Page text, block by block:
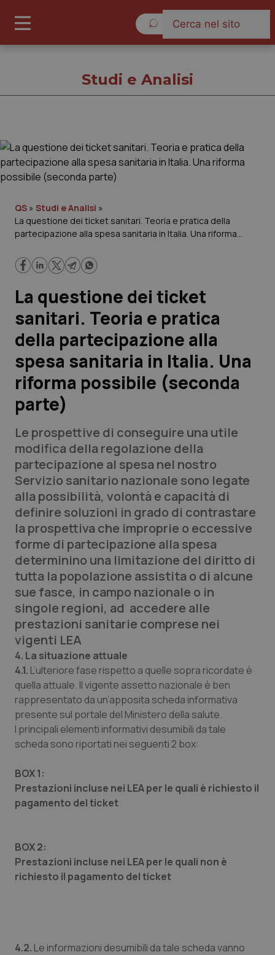
Cronache
Governo e Parlamento
Regioni e Asl
Lavoro e Professioni
Scienza e Farmaci
Studi e Analisi
Lettere al direttore
Edizioni Regionali
QS Pro
Professionisti Sanitari.AI
Abruzzo
Basilicata
Calabria
Campania
Emilia-Romagna
Friuli Venezia Giulia
Lazio
Liguria
Lombardia
Marche
Piemonte
Provincia Autonoma di Bolzano
Puglia
QS Pro Gold
Artrite & artrosi
Asma & BPCO
Car-T
Colesterolo & coronaropatie
Dermatite Atopica
Diabete & glucometri
Disturbi dell’umore
Dolore
Donna & Salute
HIV
Infezioni & Febbre
Malattie rare
Newsletter
Studi e Analisi
QS » Studi e Analisi »
La questione dei ticket sanitari. Teoria e pratica della
partecipazione alla spesa sanitaria in Italia. Una riforma
La questione dei ticket
sanitari. Teoria e pratica
della partecipazione alla
spesa sanitaria in Italia. Una
riforma possibile (seconda
parte)
Le prospettive di conseguire una utile
modifica della regolazione della
partecipazione al spesa nel nostro
Servizio sanitario nazionale sono legate
alla possibilità, volontà e capacità di
definire soluzioni in grado di contrastare
la prospettiva che improprie o eccessive
forme di partecipazione alla spesa
determinino una limitazione del diritto di
tutta la popolazione assistita o di alcune
sue fasce, in campo nazionale o in
singole regioni, ad accedere alle
prestazioni sanitarie comprese nei
vigenti LEA
4. La situazione attuale
4.1. L’ulteriore fase rispetto a quelle sopra ricordate è
quella attuale. Il vigente assetto nazionale è ben
rappresentato da un’apposita scheda informativa
presente sul portale del Ministero della salute.
I principali elementi informativi desumibili da tale
scheda sono riportati nei seguenti 2 box:
BOX 1:
Prestazioni incluse nei LEA per le quali è richiesto il
pagamento del ticket
BOX 2:
Prestazioni incluse nei LEA per le quali non è
richiesto il pagamento del ticket
4.2. Le informazioni desumibili da tale scheda vanno